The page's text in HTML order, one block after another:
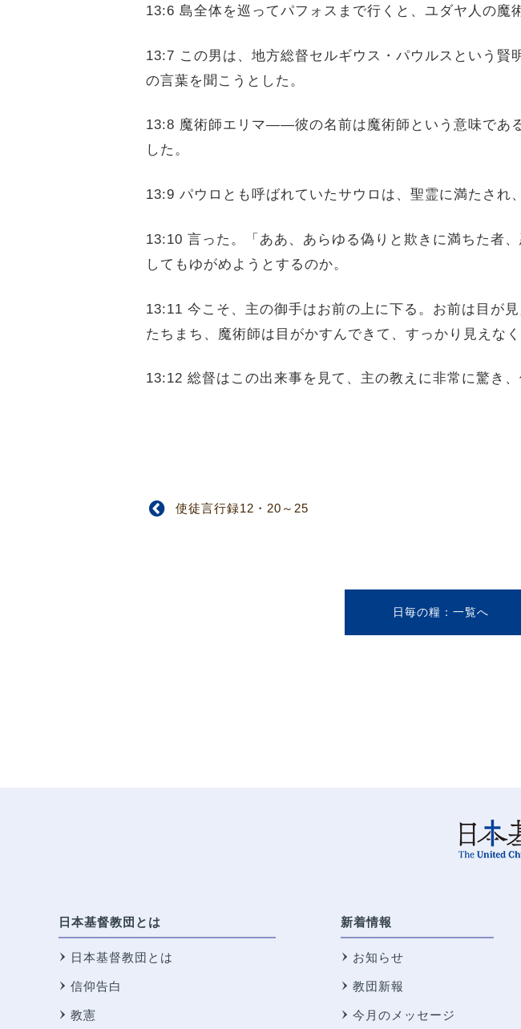
13:6 島全体を巡ってパフォスまで行くと、ユダヤ人の魔
13:7 この男は、地方総督セルギウス・パウルスという
の言葉を聞こうとした。
13:8 魔術師エリマ――彼の名前は魔術師という意味であ
した。
13:9 パウロとも呼ばれていたサウロは、聖霊に満たされ
13:10 言った。「ああ、あらゆる偽りと欺きに満ちた者
してもゆがめようとするのか。
13:11 今こそ、主の御手はお前の上に下る。お前は目が
たちまち、魔術師は目がかすんできて、すっかり見えな
13:12 総督はこの出来事を見て、主の教えに非常に驚き、
使徒言行録12・20～25
日毎の糧
日本基督教団とは
日本基督教団とは
信仰告白
教憲
新着情報
お知らせ
教団新報
今月のメッセージ